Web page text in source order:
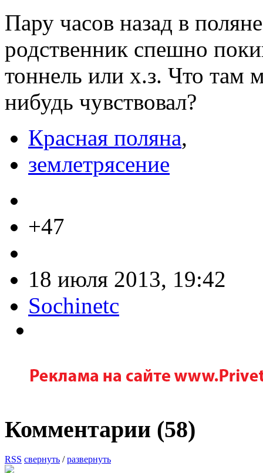
Пару часов назад в
родственник спешно
тоннель или х.з. Что там
нибудь чувствовал?
Красная поляна,
землетрясение
+47
18 июля 2013, 19:42
Sochinetc
Комментарии (58)
RSS свернуть /развернуть